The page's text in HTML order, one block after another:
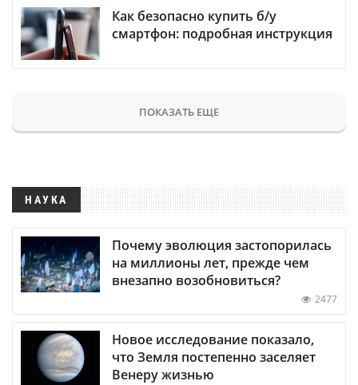
Как безопасно купить б/у
смартфон: подробная инструкция
ПОКАЗАТЬ ЕЩЕ
НАУКА
Почему эволюция застопорилась
на миллионы лет, прежде чем
внезапно возобновиться?
2477
Новое исследование показало,
что Земля постепенно заселяет
Венеру жизнью